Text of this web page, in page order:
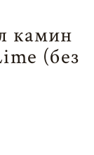
камин
(без